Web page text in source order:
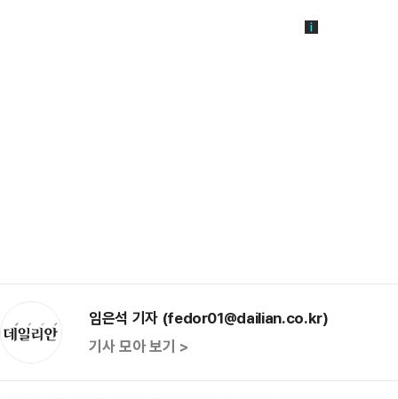
임은석 기자 (fedor01@dailian.co.kr)
기사 모아 보기 >